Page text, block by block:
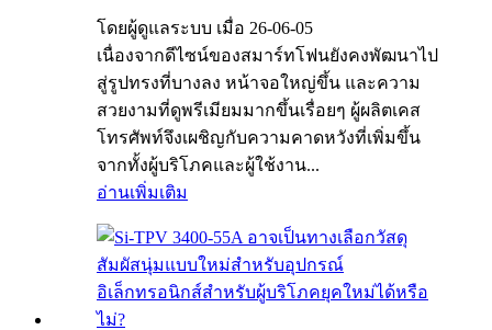
โดยผู้ดูแลระบบ เมื่อ 26-06-05
เนื่องจากดีไซน์ของสมาร์ทโฟนยังคงพัฒนาไป
สู่รูปทรงที่บางลง หน้าจอใหญ่ขึ้น และความ
สวยงามที่ดูพรีเมียมมากขึ้นเรื่อยๆ ผู้ผลิตเคส
โทรศัพท์จึงเผชิญกับความคาดหวังที่เพิ่มขึ้น
จากทั้งผู้บริโภคและผู้ใช้งาน...
อ่านเพิ่มเติม